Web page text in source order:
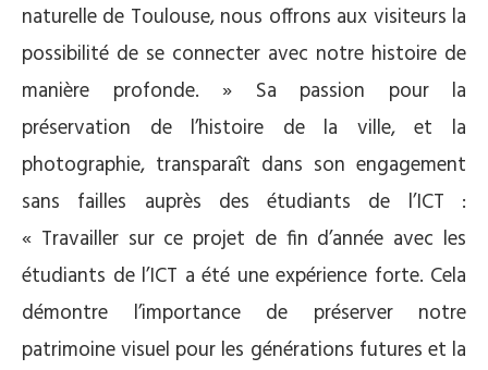
naturelle de Toulouse, nous offrons aux visiteurs la
possibilité de se connecter avec notre histoire de
manière profonde. » Sa passion pour la
préservation de l’histoire de la ville, et la
photographie, transparaît dans son engagement
sans failles auprès des étudiants de l’ICT :
« Travailler sur ce projet de fin d’année avec les
étudiants de l’ICT a été une expérience forte. Cela
démontre l’importance de préserver notre
patrimoine visuel pour les générations futures et la